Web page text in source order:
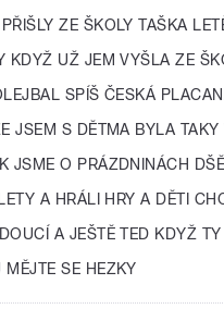
ZE ŠKOLY TAŠKA
KDYŽ UŽ JEM VYŠLA ZE
SPÍŠ ČESKÁ
JSEM S DĚTMA BYLA
JSME O PRÁZDNINÁCH
A HRÁLI HRY A DĚTI
A JEŠTĚ TED KDYŽ
SE HEZKY